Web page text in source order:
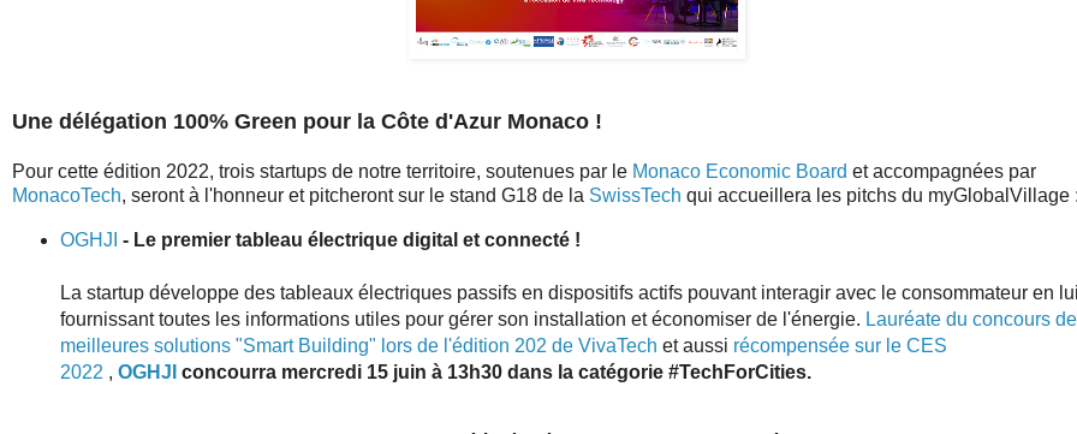
Une délégation 100% Green pour la Côte d'Azur Monaco !
Pour cette édition 2022, trois startups de notre territoire, soutenues par le Monaco Economic Board et accompagnées par
MonacoTech, seront à l'honneur et pitcheront sur le stand G18 de la SwissTech qui accueillera les pitchs du myGlobalVillage
OGHJI - Le premier tableau électrique digital et connecté !
La startup développe des tableaux électriques passifs en dispositifs actifs pouvant interagir avec le consommateur en
fournissant toutes les informations utiles pour gérer son installation et économiser de l'énergie. Lauréate du concours
meilleures solutions "Smart Building" lors de l'édition 202 de VivaTech et aussi récompensée sur le CES
2022 , OGHJI concourra mercredi 15 juin à 13h30 dans la catégorie #TechForCities.